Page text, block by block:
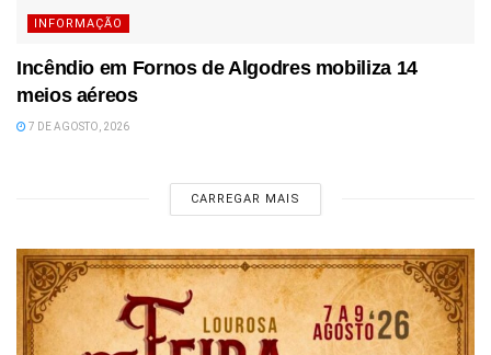
INFORMAÇÃO
Incêndio em Fornos de Algodres mobiliza 14
meios aéreos
7 DE AGOSTO, 2026
CARREGAR MAIS